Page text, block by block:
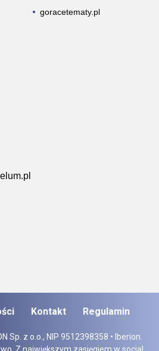
goracetematy.pl
Sp. z o.o., NIP 9512398358 • Iberion.
Z największym zasięgiem w social
Kontakt Regulamin